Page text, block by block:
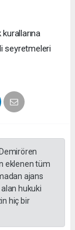
seyretmeleri
eklenen tüm
ajans
hukuki
hiç bir